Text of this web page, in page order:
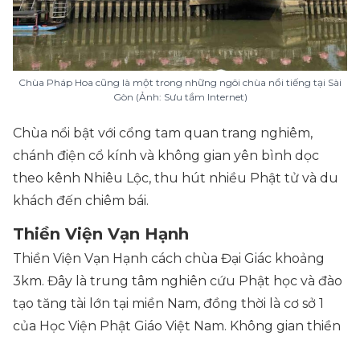
Chùa Pháp Hoa cũng là một trong những ngôi chùa nổi tiếng tại Sài
Gòn (Ảnh: Sưu tầm Internet)
Chùa nổi bật với cổng tam quan trang nghiêm,
chánh điện cổ kính và không gian yên bình dọc
theo kênh Nhiêu Lộc, thu hút nhiều Phật tử và du
khách đến chiêm bái.
Thiền Viện Vạn Hạnh
Thiền Viện Vạn Hạnh cách chùa Đại Giác khoảng
3km. Đây là trung tâm nghiên cứu Phật học và đào
tạo tăng tài lớn tại miền Nam, đồng thời là cơ sở 1
của Học Viện Phật Giáo Việt Nam. Không gian thiền